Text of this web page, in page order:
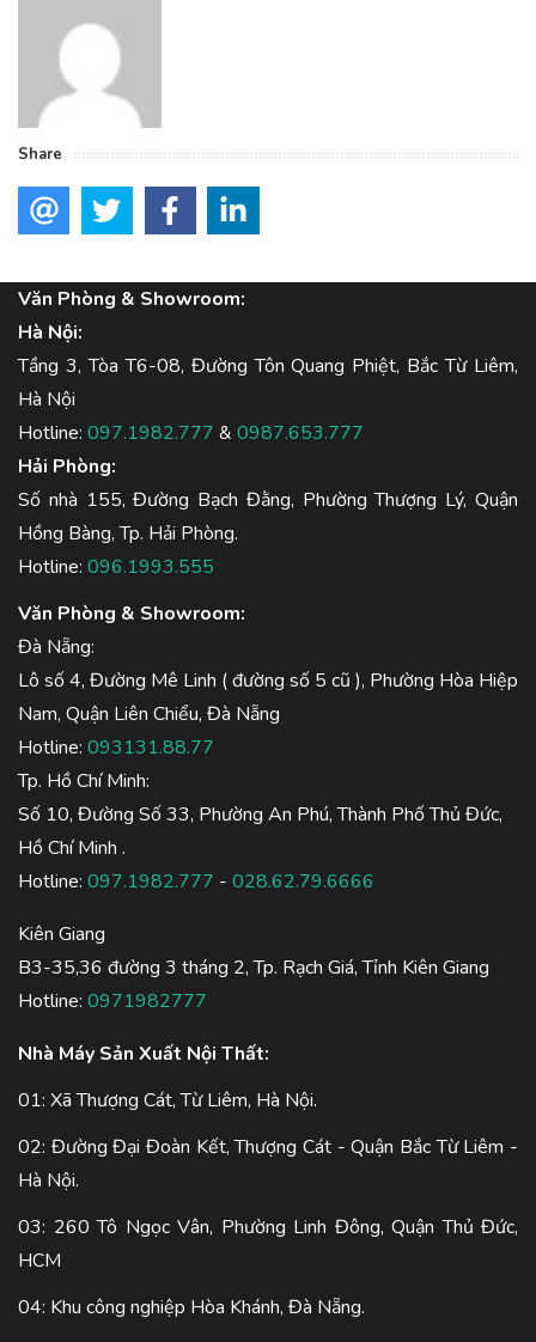
Share
Văn Phòng & Showroom:
Hà Nội:
Tầng 3, Tòa T6-08, Đường Tôn Quang Phiệt, Bắc Từ Liêm,
Hà Nội
Hotline: 097.1982.777 & 0987.653.777
Hải Phòng:
Số nhà 155, Đường Bạch Đằng, Phường Thượng Lý, Quận
Hồng Bàng, Tp. Hải Phòng.
Hotline: 096.1993.555
Văn Phòng & Showroom:
Đà Nẵng:
Lô số 4, Đường Mê Linh ( đường số 5 cũ ), Phường Hòa Hiệp
Nam, Quận Liên Chiểu, Đà Nẵng
Hotline: 093131.88.77
Tp. Hồ Chí Minh:
Số 10, Đường Số 33, Phường An Phú, Thành Phố Thủ Đức,
Hồ Chí Minh .
Hotline: 097.1982.777 - 028.62.79.6666
Kiên Giang
B3-35,36 đường 3 tháng 2, Tp. Rạch Giá, Tỉnh Kiên Giang
Hotline: 0971982777
Nhà Máy Sản Xuất Nội Thất:
01: Xã Thượng Cát, Từ Liêm, Hà Nội.
02: Đường Đại Đoàn Kết, Thượng Cát - Quận Bắc Từ Liêm -
Hà Nội.
03: 260 Tô Ngọc Vân, Phường Linh Đông, Quận Thủ Đức,
HCM
04: Khu công nghiệp Hòa Khánh, Đà Nẵng.